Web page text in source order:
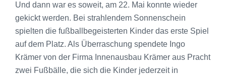
Und dann war es soweit, am 22. Mai konnte wieder
gekickt werden. Bei strahlendem Sonnenschein
spielten die fußballbegeisterten Kinder das erste Spiel
auf dem Platz. Als Überraschung spendete Ingo
Krämer von der Firma Innenausbau Krämer aus Pracht
zwei Fußbälle, die sich die Kinder jederzeit in